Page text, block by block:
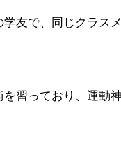
友で、同じクラスメ
を習っており、運動